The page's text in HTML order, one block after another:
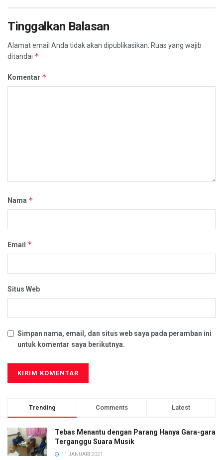
Tinggalkan Balasan
Alamat email Anda tidak akan dipublikasikan. Ruas yang wajib
ditandai *
Komentar *
Nama *
Email *
Situs Web
Simpan nama, email, dan situs web saya pada peramban ini
untuk komentar saya berikutnya.
Trending Comments Latest
Tebas Menantu dengan Parang Hanya Gara-gara
Terganggu Suara Musik
11 JANUARI 2021